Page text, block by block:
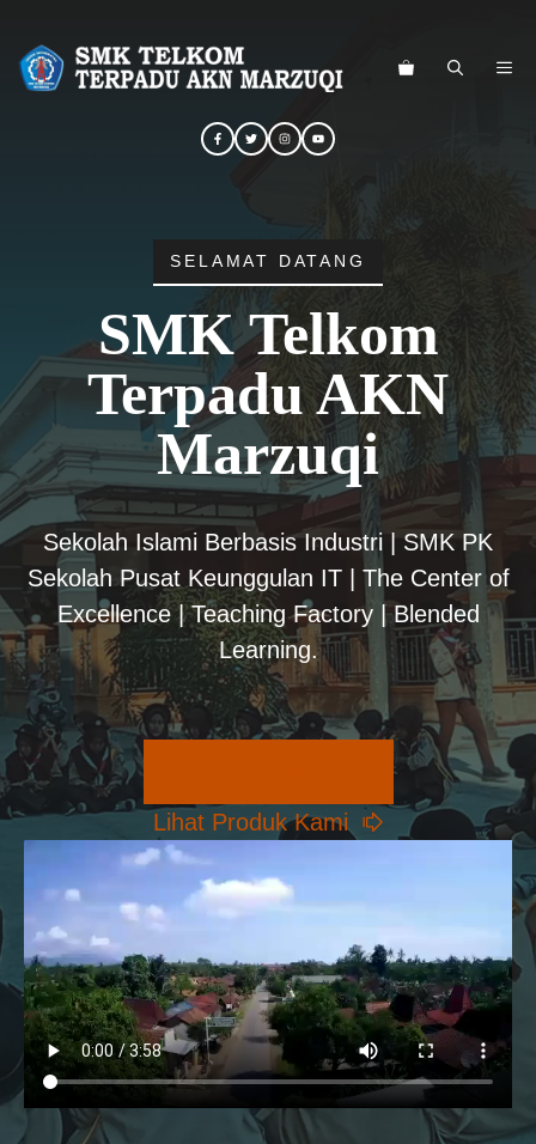
SELAMAT DATANG
SMK Telkom
Terpadu AKN
Marzuqi
Sekolah Islami Berbasis Industri | SMK PK
Sekolah Pusat Keunggulan IT | The Center of
Excellence | Teaching Factory | Blended
Learning.
Lihat Produk Kami